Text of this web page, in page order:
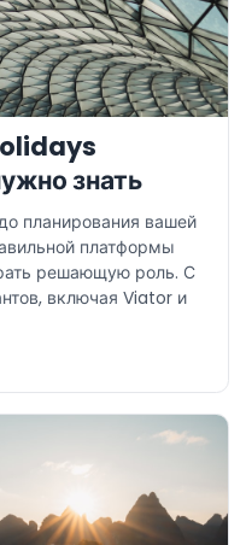
знать
планирования вашей
платформы
решающую роль. С
включая Viator и